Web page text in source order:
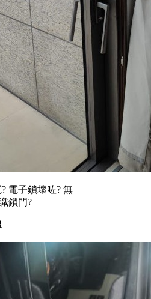
電子鎖壞咗? 無
鎖門?